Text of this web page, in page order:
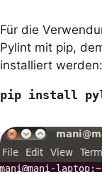
Für die
Pylint mit pip,
installiert werden:
pip install